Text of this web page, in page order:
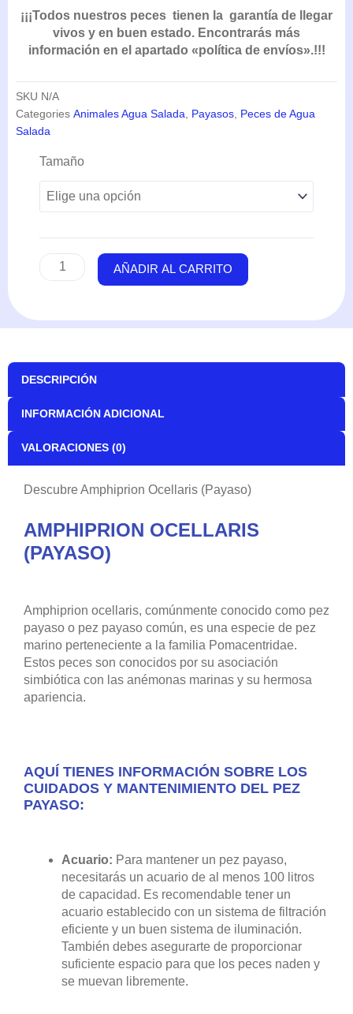
¡¡¡Todos nuestros peces tienen la garantía de llegar
vivos y en buen estado. Encontrarás más
información en el apartado «política de envíos».!!!
SKU N/A
Categories Animales Agua Salada Payasos Peces de Agua
Salada
Tamaño
Amphiprion
(Payaso)
cantidad
AÑADIR AL CARRITO
DESCRIPCIÓN
INFORMACIÓN ADICIONAL
VALORACIONES (0)
Descubre Amphiprion Ocellaris (Payaso)
AMPHIPRION OCELLARIS
(PAYASO)
Amphiprion ocellaris, comúnmente conocido como pez
payaso o pez payaso común, es una especie de pez
marino perteneciente a la familia Pomacentridae.
Estos peces son conocidos por su asociación
simbiótica con las anémonas marinas y su hermosa
apariencia.
AQUÍ TIENES INFORMACIÓN SOBRE LOS
CUIDADOS Y MANTENIMIENTO DEL PEZ
PAYASO:
Acuario: Para mantener un pez payaso,
necesitarás un acuario de al menos 100 litros
de capacidad. Es recomendable tener un
acuario establecido con un sistema de filtración
eficiente y un buen sistema de iluminación.
También debes asegurarte de proporcionar
suficiente espacio para que los peces naden y
se muevan libremente.